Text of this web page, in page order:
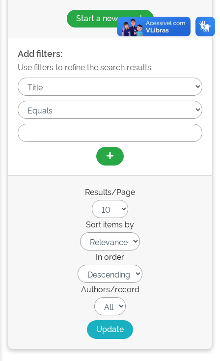
Start a new search
Add filters:
Use filters to refine the search results.
Results/Page
Sort items by
In order
Authors/record